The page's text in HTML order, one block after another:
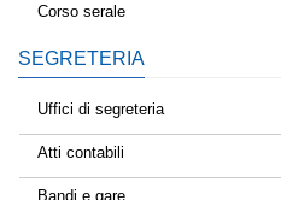
Corso serale
SEGRETERIA
Uffici di segreteria
Atti contabili
Bandi e gare